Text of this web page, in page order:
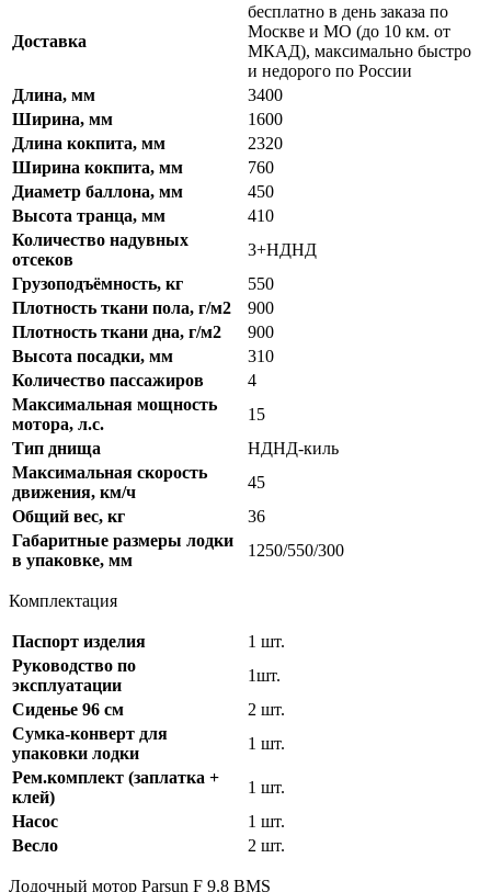
Доставка
бесплатно в день заказа по
Москве и МО (до 10 км. от
МКАД), максимально быстро
и недорого по России
Длина, мм
3400
Ширина, мм
1600
Длина кокпита, мм
2320
Ширина кокпита, мм
760
Диаметр баллона, мм
450
Высота транца, мм
410
Количество надувных
отсеков
3+НДНД
Грузоподъёмность, кг
550
Плотность ткани пола, г/м2
900
Плотность ткани дна, г/м2
900
Высота посадки, мм
310
Количество пассажиров
4
Максимальная мощность
мотора, л.с.
15
Тип днища
НДНД-киль
Максимальная скорость
движения, км/ч
45
Общий вес, кг
36
Габаритные размеры лодки
в упаковке, мм
1250/550/300
Комплектация
Паспорт изделия
1 шт.
Руководство по
эксплуатации
1шт.
Сиденье 96 см
2 шт.
Сумка-конверт для
упаковки лодки
1 шт.
Рем.комплект (заплатка +
клей)
1 шт.
Насос
1 шт.
Весло
2 шт.
Лодочный мотор Parsun F 9.8 BMS